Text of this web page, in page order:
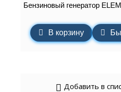
Бензиновый генератор
В корзину
Добавить в